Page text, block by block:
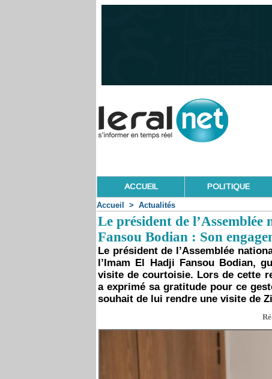
ACCUEIL POLITIQUE
Accueil > Actualités
Le président de
Fansou Bodian : Son
Le président de l’Assemblée
l’Imam El Hadji Fansou Bodian,
visite de courtoisie. Lors de cette
a exprimé sa gratitude pour ce
souhait de lui rendre une visite de